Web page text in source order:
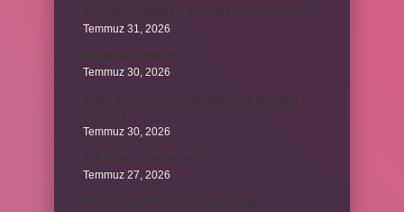
Sen Ağlama İstanbul’daki şarkıyı kim söylüyor ?
Temmuz 31, 2026
Itır yaprağı yenir mi ?
Temmuz 30, 2026
40 bin İhlâs okurken her defasında besmele
Temmuz 30, 2026
Temmuz 27, 2026